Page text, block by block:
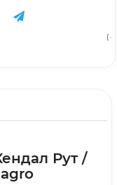
(
Рут /